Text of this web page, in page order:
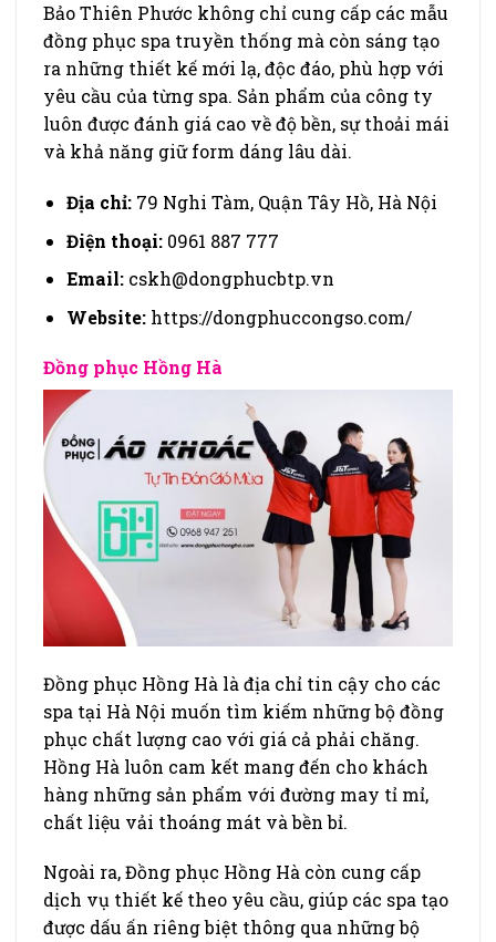
Bảo Thiên Phước không chỉ cung cấp các mẫu
đồng phục spa truyền thống mà còn sáng tạo
ra những thiết kế mới lạ, độc đáo, phù hợp với
yêu cầu của từng spa. Sản phẩm của công ty
luôn được đánh giá cao về độ bền, sự thoải mái
và khả năng giữ form dáng lâu dài.
Địa chỉ:79 Nghi Tàm, Quận Tây Hồ, Hà Nội
Điện thoại:0961 887 777
Email: cskh@dongphucbtp.vn
Website:https://dongphuccongso.com/
Đồng phục Hồng Hà
Đồng phục Hồng Hà là địa chỉ tin cậy cho các
spa tại Hà Nội muốn tìm kiếm những bộ đồng
phục chất lượng cao với giá cả phải chăng.
Hồng Hà luôn cam kết mang đến cho khách
hàng những sản phẩm với đường may tỉ mỉ,
chất liệu vải thoáng mát và bền bỉ.
Ngoài ra, Đồng phục Hồng Hà còn cung cấp
dịch vụ thiết kế theo yêu cầu, giúp các spa tạo
được dấu ấn riêng biệt thông qua những bộ